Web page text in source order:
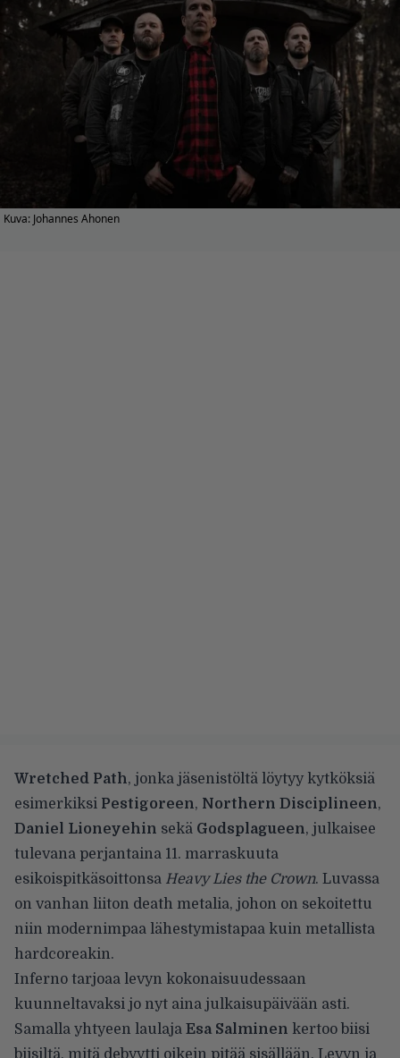
Kuva: Johannes Ahonen
Wretched Path, jonka jäsenistöltä löytyy kytköksiä
esimerkiksi Pestigoreen, Northern Disciplineen,
Daniel Lioneyehin sekä Godsplagueen, julkaisee
tulevana perjantaina 11. marraskuuta
esikoispitkäsoittonsa Heavy Lies the Crown. Luvassa
on vanhan liiton death metalia, johon on sekoitettu
niin modernimpaa lähestymistapaa kuin metallista
hardcoreakin.
Inferno tarjoaa levyn kokonaisuudessaan
kuunneltavaksi jo nyt aina julkaisupäivään asti.
Samalla yhtyeen laulaja Esa Salminen kertoo biisi
biisiltä, mitä debyytti oikein pitää sisällään. Levyn ja